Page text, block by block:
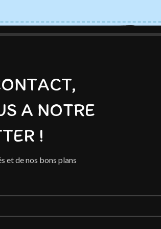
A NOTRE
!
et de nos bons plans
BOUTIQUE AUTEURS
identifiés “cowboy”